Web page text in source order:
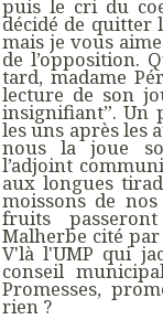
puis le cri du
décidé de quitter
mais je vous
de l’opposition.
tard, madame
lecture de son
insignifiant”. Un
les uns après les
nous la joue
l’adjoint
aux longues
moissons de
fruits
Malherbe cité par
V'là l'UMP qui
conseil
Promesses,
rien ?